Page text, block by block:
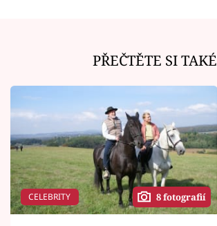
PŘEČTĚTE SI TAKÉ
CELEBRITY 8 fotografií